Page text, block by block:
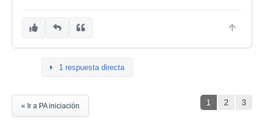
1 respuesta directa
1 2 3
« Ir a PA iniciación